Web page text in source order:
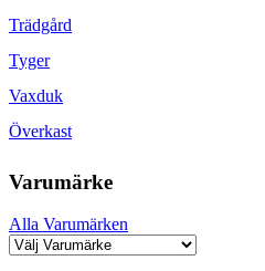
Trädgård
Tyger
Vaxduk
Överkast
Varumärke
Alla Varumärken